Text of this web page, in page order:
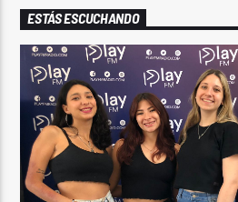
ESTÁS ESCUCHANDO